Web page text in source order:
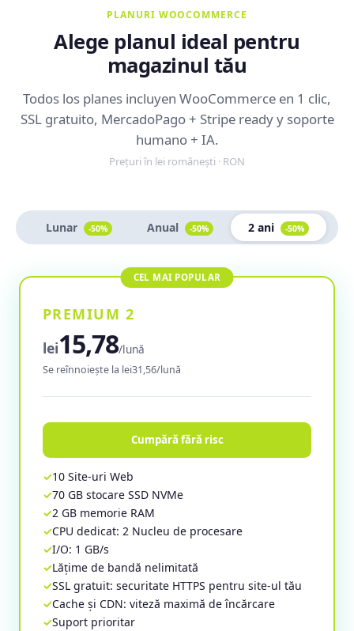
PLANURI WOOCOMMERCE
Alege planul ideal pentru
magazinul tău
Todos los planes incluyen WooCommerce en 1 clic,
SSL gratuito, MercadoPago + Stripe ready y soporte
humano + IA.
Prețuri în lei românești · RON
Lunar -50% Anual -50% 2 ani -50%
PREMIUM 2
lei15,78/lună
Se reînnoiește la lei31,56/lună
Cumpără fără risc
10 Site-uri Web
70 GB stocare SSD NVMe
2 GB memorie RAM
CPU dedicat: 2 Nucleu de procesare
I/O: 1 GB/s
Lățime de bandă nelimitată
SSL gratuit: securitate HTTPS pentru site-ul tău
Cache și CDN: viteză maximă de încărcare
Suport prioritar